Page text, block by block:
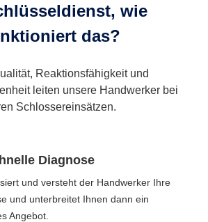
wie
das?
Reaktionsfähigkeit und
leiten unsere Handwerker bei
Schlossereinsätzen.
Diagnose
und versteht der Handwerker Ihre
und unterbreitet Ihnen dann ein
Angebot.